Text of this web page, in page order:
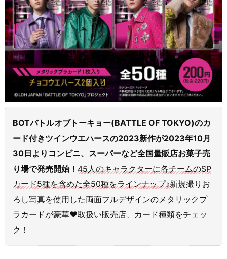
BOTバトルオブトーキョー(BATTLE OF TOKYO)のカ
ード付きツインウエハースの2023新作が2023年10月
30日よりコンビニ、スーパーなど全国量販店お菓子売
り場で発売開始！ 45人のキャラクターに各チームのSP
カード5種を含めた全50種をラインナップ♪新規撮りお
ろし写真を使用した両面フルデザインのメタリックプ
ラカードが豪華♥取扱い販売店、カード種類をチェッ
ク！